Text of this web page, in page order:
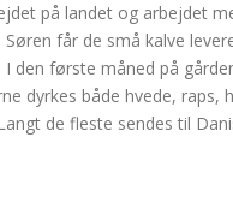
på landet og arbejdet
får de små kalve
den første måned på
dyrkes både hvede,
de fleste sendes til